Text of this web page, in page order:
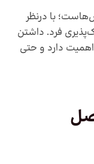
با درنظر
فرد. داشتن
دارد و حتی